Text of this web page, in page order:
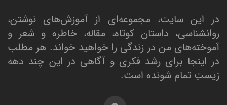
در این سایت، مجموعه‌ای از آموزش‌های نوشتن،
روانشناسی، داستان کوتاه، مقاله، خاطره و شعر و
آموخته‌های من در زندگی را خواهید خواند. هر مطلب
در اینجا برای رشد فکری و آگاهی در این چند دهه
زیستِ تمام شونده است.